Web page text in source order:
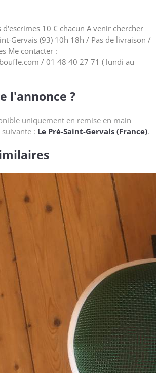
d'escrimes 10 € chacun A venir chercher
Gervais (93) 10h 18h / Pas de livraison /
Me contacter :
/ 01 48 40 27 71 ( lundi au
l'annonce ?
uniquement en remise en main
: Le Pré-Saint-Gervais (France).